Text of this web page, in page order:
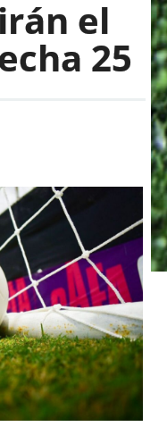
el
25